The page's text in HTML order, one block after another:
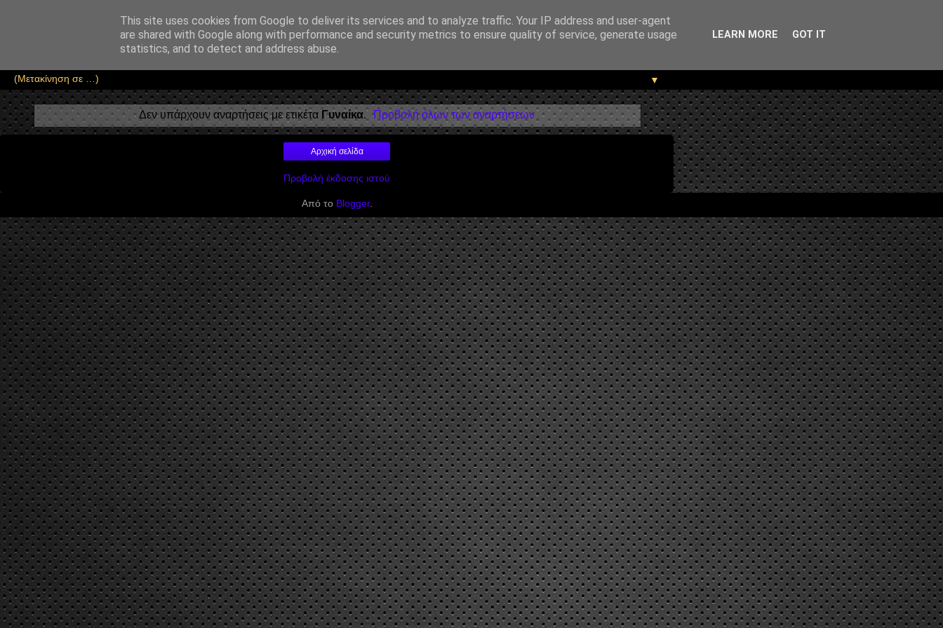
Αέναη επΑνάσταση
• Επιστήμη • Ψυχολογία • Λογοτεχνία • Τέχνες • Θεολογία • Φιλοσοφία • Στοχασμοί... για τη μνήμη, τον άνθρωπο και το Φως
▼
Δεν υπάρχουν αναρτήσεις με ετικέτα Γυναίκα. Προβολή όλων των αναρτήσεων
Αρχική σελίδα
Προβολή έκδοσης ιστού
Από το Blogger.
This site uses cookies from Google to deliver its services and to analyze traffic. Your IP address and user-agent
are shared with Google along with performance and security metrics to ensure quality of service, generate usage
statistics, and to detect and address abuse.
LEARN MORE GOT IT